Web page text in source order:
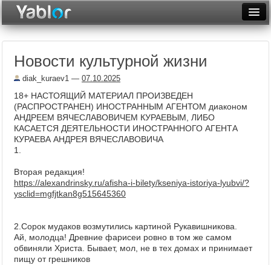
Неделя
Рейтинги
Архив
Видеотоп
Новости культурной жизни
diak_kuraev1 — 07.10.2025
18+ НАСТОЯЩИЙ МАТЕРИАЛ ПРОИЗВЕДЕН
(РАСПРОСТРАНЕН) ИНОСТРАННЫМ АГЕНТОМ диаконом
АНДРЕЕМ ВЯЧЕСЛАВОВИЧЕМ КУРАЕВЫМ, ЛИБО
КАСАЕТСЯ ДЕЯТЕЛЬНОСТИ ИНОСТРАННОГО АГЕНТА
КУРАЕВА АНДРЕЯ ВЯЧЕСЛАВОВИЧА
1.
Вторая редакция!
https://alexandrinsky.ru/afisha-i-bilety/kseniya-istoriya-lyubvi/?
ysclid=mgfjtkan8g515645360
2.Сорок мудаков возмутились картиной Рукавишникова.
Ай, молодца! Древние фарисеи ровно в том же самом
обвиняли Христа. Бывает, мол, не в тех домах и принимает
пищу от грешников